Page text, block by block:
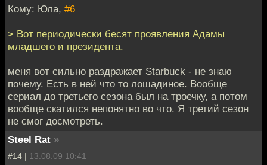
Кому: Юла, #6
> Вот периодически бесят проявления Адамы
младшего и президента.
меня вот сильно раздражает Starbuck - не знаю
почему. Есть в ней что то лошадиное. Вообще
сериал до третьего сезона был на троечку, а потом
вообще скатился непонятно во что. Я третий сезон
не смог досмотреть.
Steel Rat »
#14 | 13.08.09 10:41